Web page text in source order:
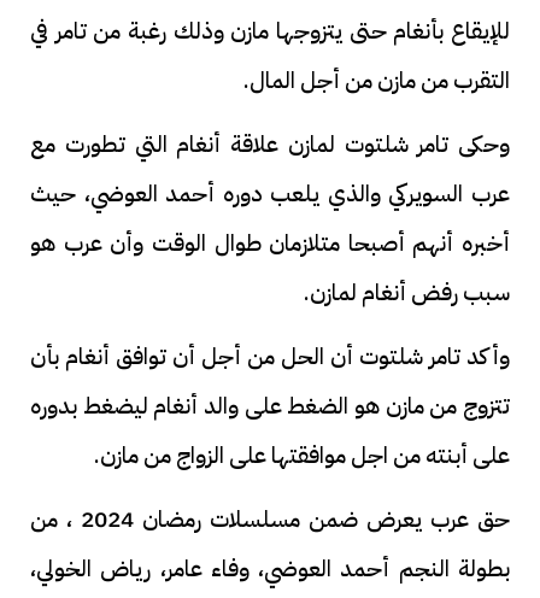
للإيقاع بأنغام حتى يتزوجها مازن وذلك رغبة من تامر في
التقرب من مازن من أجل المال.
وحكى تامر شلتوت لمازن علاقة أنغام التي تطورت مع
عرب السويركي والذي يلعب دوره أحمد العوضي، حيث
أخبره أنهم أصبحا متلازمان طوال الوقت وأن عرب هو
سبب رفض أنغام لمازن.
وأكد تامر شلتوت أن الحل من أجل أن توافق أنغام بأن
تتزوج من مازن هو الضغط على والد أنغام ليضغط بدوره
على أبنته من اجل موافقتها على الزواج من مازن.
حق عرب يعرض ضمن مسلسلات رمضان 2024 ، من
بطولة النجم أحمد العوضي، وفاء عامر، رياض الخولي،